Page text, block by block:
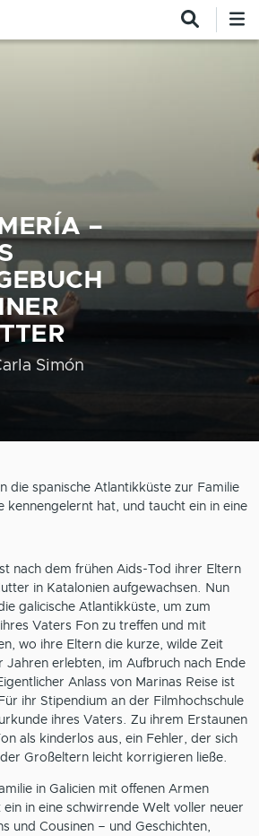
–
Simón
die spanische Atlantikküste zur Familie
kennengelernt hat, und taucht ein in eine
nach dem frühen Aids-Tod ihrer Eltern
in Katalonien aufgewachsen. Nun
galicische Atlantikküste, um zum
Vaters Fon zu treffen und mit
wo ihre Eltern die kurze, wilde Zeit
Jahren erlebten, im Aufbruch nach Ende
Anlass von Marinas Reise ist
ihr Stipendium an der Filmhochschule
ihres Vaters. Zu ihrem Erstaunen
als kinderlos aus, ein Fehler, der sich
Großeltern leicht korrigieren ließe.
in Galicien mit offenen Armen
in eine schwirrende Welt voller neuer
und Cousinen – und Geschichten,